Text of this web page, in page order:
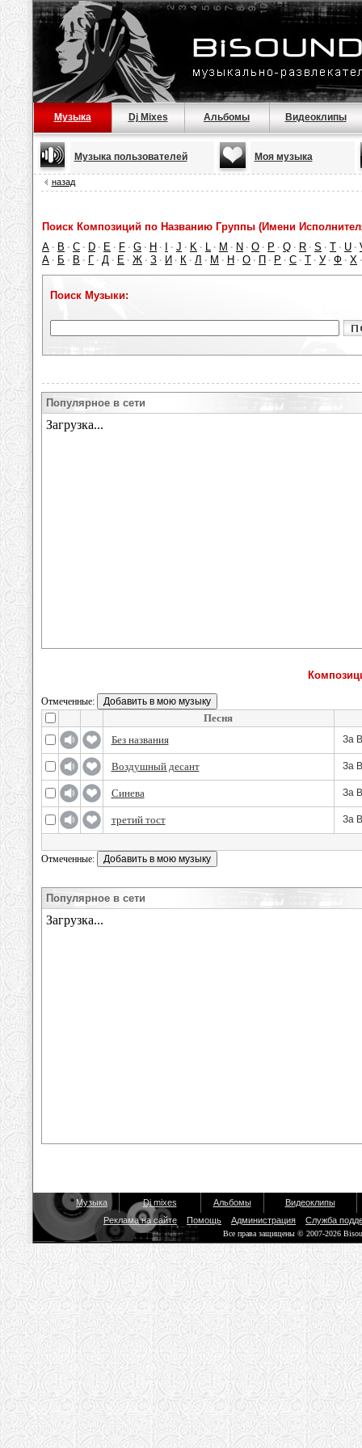
Музыка Dj Mixes Альбомы Видеоклипы
Музыка пользователей Моя музыка
назад
Поиск Композиций по Названию Группы (Имени
A · B · C · D · E · F · G · H · · J · K · L · M · N · O · P · Q · R · S · T · U ·
А · Б · В · Г · Д · Е · Ж · З · И · К · Л · М · Н · О · П · Р · С · Т · У · Ф · Х
Поиск Музыки:
Популярное в сети
Отмеченные:
Песня
Без названия
За
Воздушный десант За
Синева За
третий тост За
Отмеченные:
Популярное в сети
Музыка Dj mixes Альбомы
Видеоклипы
Реклама на сайте
Помощь Администрация Служба
Все права защищены © 2007-2026